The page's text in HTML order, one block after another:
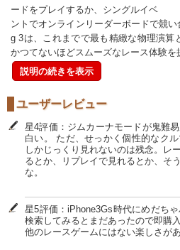
ードをプレイするか、シングルイベ
ントでオンラインリーダーボードで競
g 3は、これまでで最も精緻な物理演算
かつてないほどスムーズなレース体験を
説明の続きを表示
ユーザーレビュー
星4評価：ジムカーナモードが鬼難
白い。 ただ、せっかく個性的なク
しかじっくり見れないのは残念。レ
るとか、リプレイで見れるとか、そ
な。
星5評価：iPhone3Gs時代にめだち
検索してみるとまだあったので即購
他のレースゲームにはない楽しさがあ